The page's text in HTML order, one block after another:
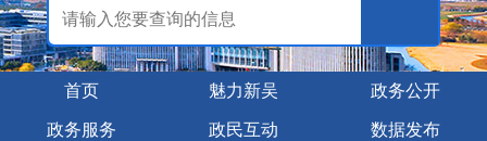
首页 魅力新吴 政务公开
政务服务 政民互动 数据发布